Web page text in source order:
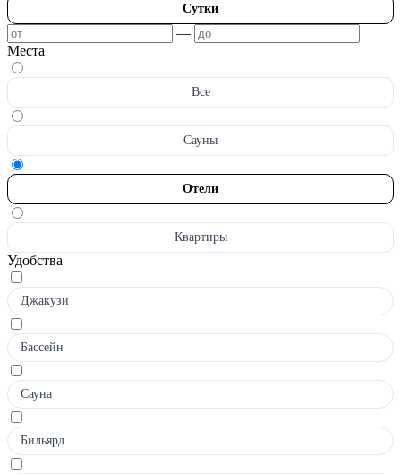
Сутки
—
Места
Все
Сауны
Отели
Квартиры
Удобства
Джакузи
Бассейн
Сауна
Бильярд